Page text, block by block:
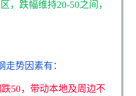
，跌幅维持20-50之间，
走势因素有：
50，带动本地及周边不